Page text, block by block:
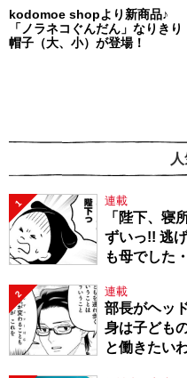
kodomoe shopより新商品♪
「ノラネコぐんだん」なりきり
帽子（大、小）が登場！
1 連載
「陛下、寝
ずいっ!! 逃
も母でした・
2 連載
部長がヘッ
身は子ども
と働きたい